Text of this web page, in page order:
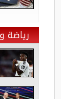
رياضة